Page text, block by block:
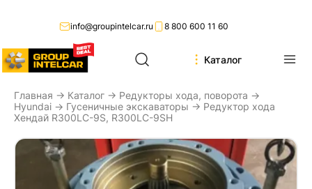
8 800 600 11 60
info@groupintelcar.ru
Каталог
Главная → Каталог → Редукторы хода, поворота →
Hyundai → Гусеничные экскаваторы → Редуктор хода
Хендай R300LC-9S, R300LC-9SH